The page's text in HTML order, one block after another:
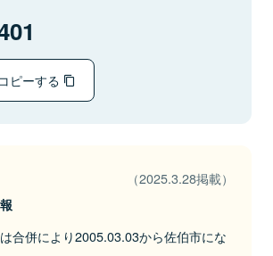
ピーする
（2025.3.28掲載）
合併により2005.03.03から佐伯市にな